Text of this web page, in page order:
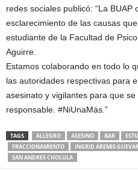
redes sociales publicó: “La BUAP
esclarecimiento de las causas
estudiante de la Facultad de
Aguirre.
Estamos colaborando en todo lo
las autoridades respectivas para
asesinato y vigilantes para que
responsable. #NiUnaMás.”
TAGS ALLEGRO ASESINO BAR
FRACCIONAMIENTO
INGRID AREMIS
SAN ANDRES CHOLULA